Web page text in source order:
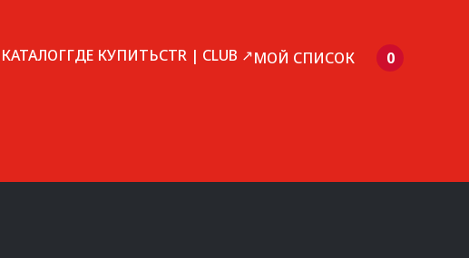
КАТАЛОГГДЕ КУПИТЬCTR | CLUB ↗МОЙ СПИСОК 0